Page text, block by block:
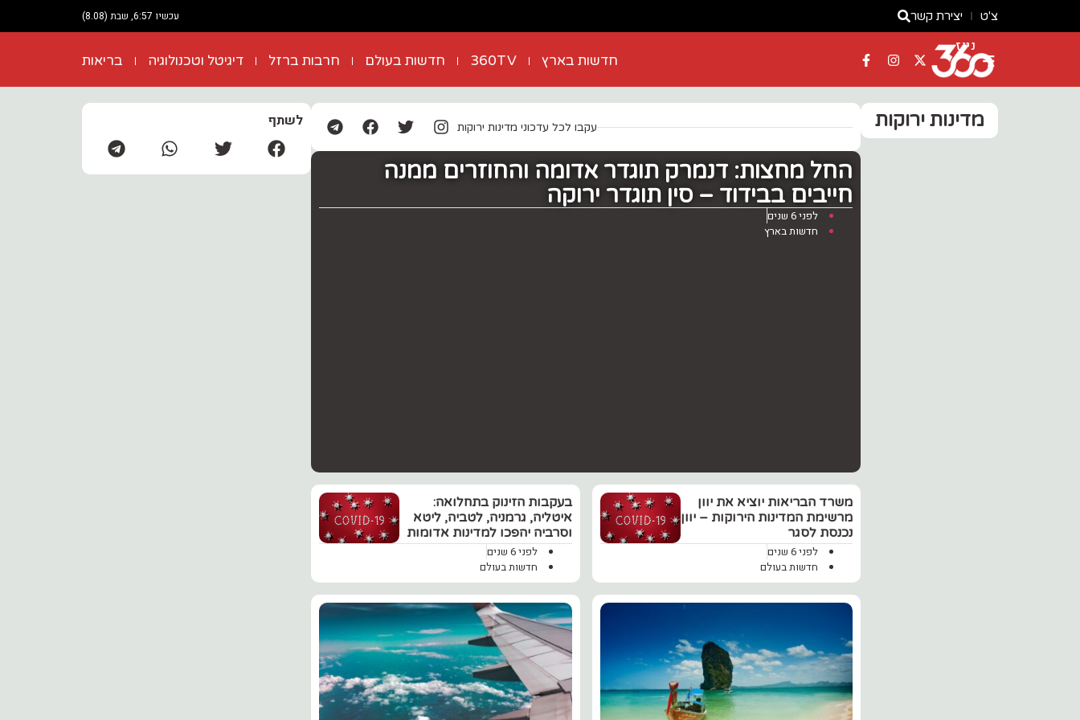
צ'ט יצירת קשר עכשיו 6:57, שבת (8.08)
ניוז
חדשות בארץ 360TV חדשות בעולם חרבות ברזל דיגיטל וטכנולוגיה בריאות
מדינות ירוקות עקבו לכל עדכוני מדינות ירוקות
החל מחצות: דנמרק תוגדר אדומה והחוזרים ממנה
חייבים בבידוד – סין תוגדר ירוקה
לפני 6 שנים
חדשות בארץ
משרד הבריאות יוציא את יוון
מרשימת המדינות הירוקות – יוון
נכנסת לסגר
לפני 6 שנים
חדשות בעולם
‏בעקבות הזינוק בתחלואה:
איטליה, גרמניה, לטביה, ליטא
וסרביה יהפכו למדינות אדומות
לפני 6 שנים
חדשות בעולם
לשתף